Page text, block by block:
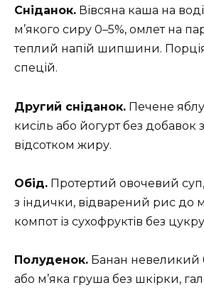
Сніданок. Вівсяна каша на
м’якого сиру 0–5%, омлет на
теплий напій шипшини.
спецій.
Другий сніданок. Печене
кисіль або йогурт без добавок
відсотком жиру.
Обід. Протертий овочевий
з індички, відварений рис до
компот із сухофруктів без
Полуденок. Банан невеликий
або м’яка груша без шкірки,